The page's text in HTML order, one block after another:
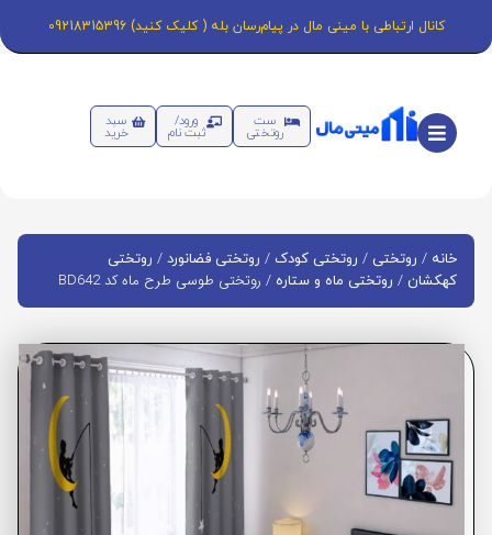
کانال ارتباطی با مینی مال در پیام‌رسان بله ( کلیک کنید) 09218315396
ست
روتختی
ورود/
ثبت نام
سبد
خرید
خانه / روتختی / روتختی کودک / روتختی فضانورد / روتختی
کهکشان / روتختی ماه و ستاره / روتختی طوسی طرح ماه کد BD642